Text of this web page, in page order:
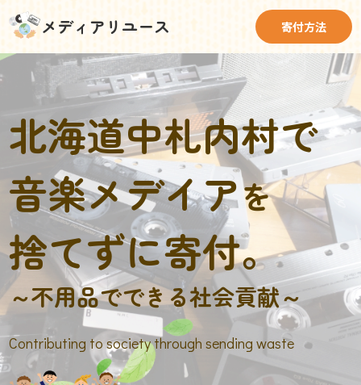
メディアリユース 寄付方法
北海道中札内村で
音楽メデイアを
捨てずに寄付。
～不用品でできる社会貢献～
Contributing to society through sending waste